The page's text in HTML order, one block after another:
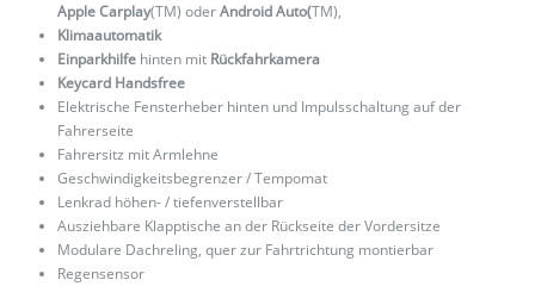
Apple Carplay(TM) oderAndroid Auto(TM),
Klimaautomatik
Einparkhilfe hinten mit Rückfahrkamera
Keycard Handsfree
Elektrische Fensterheber hinten und Impulsschaltung auf der
Fahrerseite
Fahrersitz mit Armlehne
Geschwindigkeitsbegrenzer / Tempomat
Lenkrad höhen- / tiefenverstellbar
Ausziehbare Klapptische an der Rückseite der Vordersitze
Modulare Dachreling, quer zur Fahrtrichtung montierbar
Regensensor